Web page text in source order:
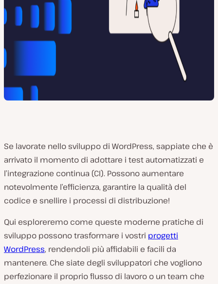
Se lavorate nello sviluppo di WordPress, sappiate che è
arrivato il momento di adottare i test automatizzati e
l’integrazione continua (CI). Possono aumentare
notevolmente l’efficienza, garantire la qualità del
codice e snellire i processi di distribuzione!
Qui esploreremo come queste moderne pratiche di
sviluppo possono trasformare i vostri progetti
WordPress, rendendoli più affidabili e facili da
mantenere. Che siate degli sviluppatori che vogliono
perfezionare il proprio flusso di lavoro o un team che